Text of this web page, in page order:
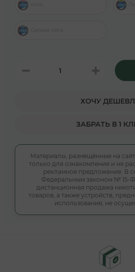
ХОЧУ
ЗАБРАТЬ В 1
Материалы, размещённые на
только для ознакомления и не
рекламное предложение. В
Федеральным законом № 15-
дистанционная продажа
товаров, а также устройств,
использования, не